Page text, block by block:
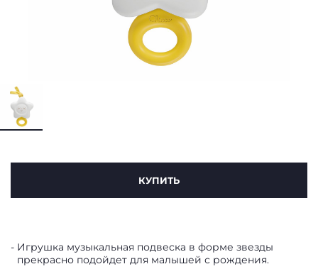
КУПИТЬ
Игрушка музыкальная подвеска в форме звезды
прекрасно подойдет для малышей с рождения.